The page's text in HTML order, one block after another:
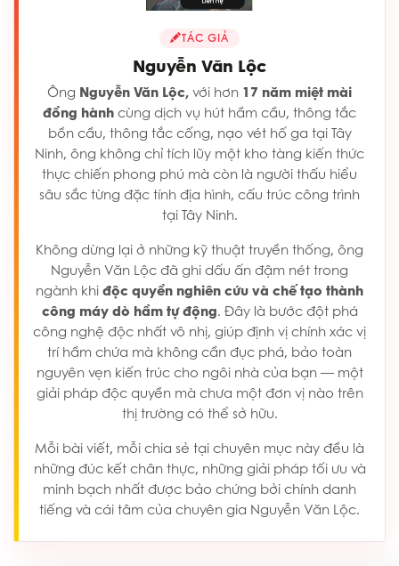
TÁC GIẢ
Nguyễn Văn Lộc
Ông Nguyễn Văn Lộc,với hơn 17 năm miệt mài
đồng hànhcùng dịch vụ hút hầm cầu, thông tắc
bồn cầu, thông tắc cống, nạo vét hố ga tại Tây
Ninh, ông không chỉ tích lũy một kho tàng kiến thức
thực chiến phong phú mà còn là người thấu hiểu
sâu sắc từng đặc tính địa hình, cấu trúc công trình
tại Tây Ninh.
Không dừng lại ở những kỹ thuật truyền thống, ông
Nguyễn Văn Lộc đã ghi dấu ấn đậm nét trong
ngành khiđộc quyền nghiên cứu và chế tạo thành
công máy dò hầm tự động. Đây là bước đột phá
công nghệ độc nhất vô nhị, giúp định vị chính xác vị
trí hầm chứa mà không cần đục phá, bảo toàn
nguyên vẹn kiến trúc cho ngôi nhà của bạn — một
giải pháp độc quyền mà chưa một đơn vị nào trên
thị trường có thể sở hữu.
Mỗi bài viết, mỗi chia sẻ tại chuyên mục này đều là
những đúc kết chân thực, những giải pháp tối ưu và
minh bạch nhất được bảo chứng bởi chính danh
tiếng và cái tâm của chuyên gia Nguyễn Văn Lộc.